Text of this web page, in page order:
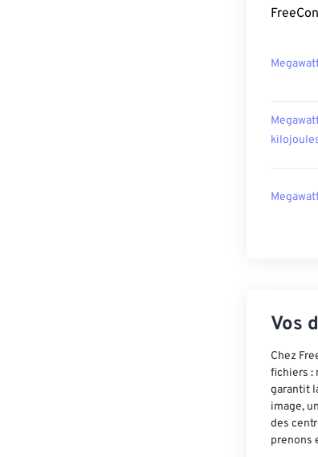
Vos
Chez
fichiers :
garantit
image,
des
prenons